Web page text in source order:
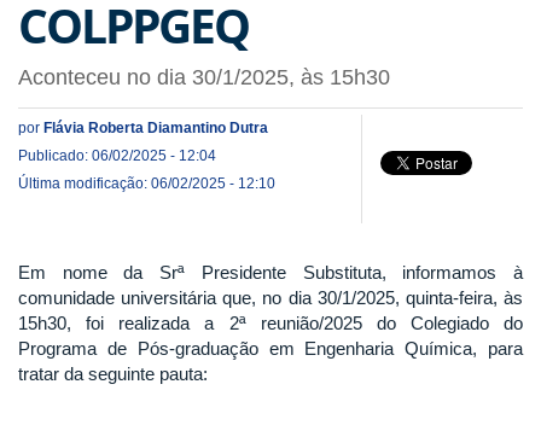
COLPPGEQ
Aconteceu no dia 30/1/2025, às 15h30
por Flávia Roberta Diamantino Dutra
Publicado: 06/02/2025 - 12:04
Última modificação: 06/02/2025 - 12:10
Em nome da Srª Presidente Substituta, informamos à
comunidade universitária que, no dia 30/1/2025, quinta-feira, às
15h30, foi realizada a 2ª reunião/2025 do Colegiado do
Programa de Pós-graduação em Engenharia Química, para
tratar da seguinte pauta: